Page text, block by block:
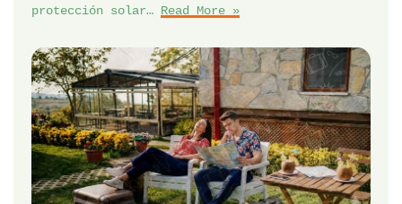
protección solar… Read More »